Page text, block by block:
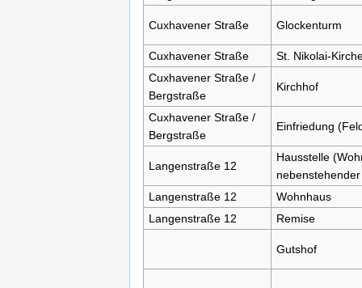
Cuxhavener Straße Glockenturm
Cuxhavener Straße
St. Nikolai-
Cuxhavener Straße /
Bergstraße
Kirchhof
Cuxhavener Straße /
Bergstraße
Einfriedung
Langenstraße 12
Hausstelle
Langenstraße 12
Wohnhaus
Langenstraße 12
Remise
Gutshof